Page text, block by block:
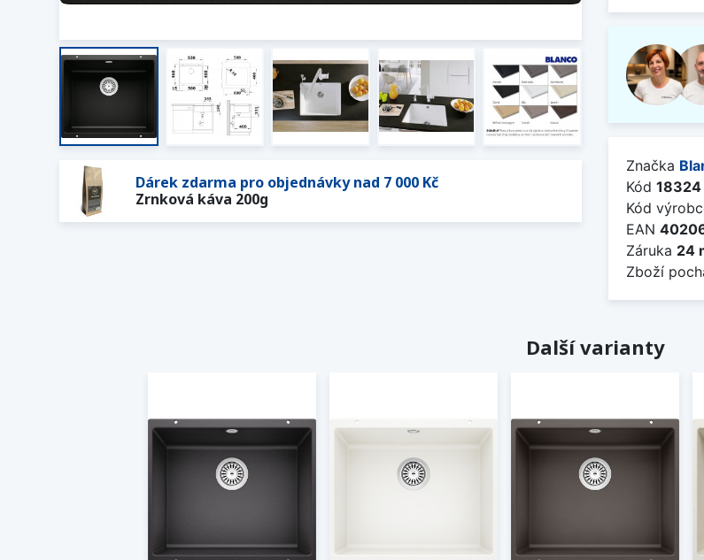
Dárek zdarma pro objednávky nad 7 000 Kč
Zrnková káva 200g
Značka
Kód 18324
Kód
EAN
Záruka 24
Zboží
Další varianty